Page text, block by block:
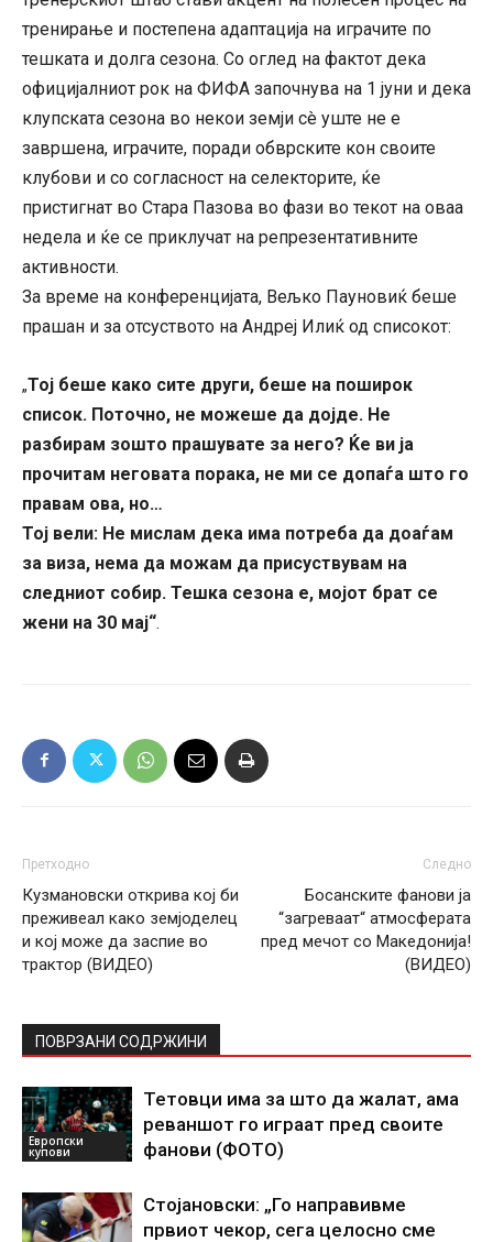
тренирање и постепена адаптација на играчите по
тешката и долга сезона. Со оглед на фактот дека
официјалниот рок на ФИФА започнува на 1 јуни и дека
клупската сезона во некои земји сè уште не е
завршена, играчите, поради обврските кон своите
клубови и со согласност на селекторите, ќе
пристигнат во Стара Пазова во фази во текот на оваа
недела и ќе се приклучат на репрезентативните
активности.
За време на конференцијата, Вељко Пауновиќ беше
прашан и за отсуството на Андреј Илиќ од списокот:
„Тој беше како сите други, беше на поширок
список. Поточно, не можеше да дојде. Не
разбирам зошто прашувате за него? Ќе ви ја
прочитам неговата порака, не ми се допаѓа што го
правам ова, но…
Тој вели: Не мислам дека има потреба да доаѓам
за виза, нема да можам да присуствувам на
следниот собир. Тешка сезона е, мојот брат се
жени на 30 мај“.
Претходно
Кузмановски открива кој би
преживеал како земјоделец
и кој може да заспие во
трактор (ВИДЕО)
Следно
Босанските фанови ја
“загреваат“ атмосферата
пред мечот со Македонија!
(ВИДЕО)
ПОВРЗАНИ СОДРЖИНИ
Европски
купови
Тетовци има за што да жалат, ама
реваншот го играат пред своите
фанови (ФОТО)
Стојановски: „Го направивме
првиот чекор, сега целосно сме